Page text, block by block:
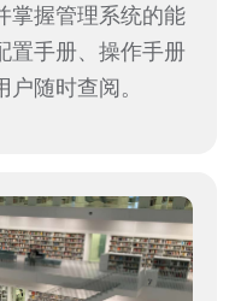
掌握管理系统的能
置手册、操作手册
随时查阅。